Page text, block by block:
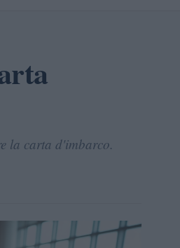
la carta d'imbarco.